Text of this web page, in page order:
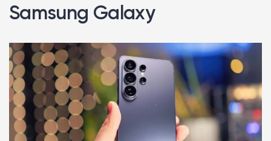
Samsung Galaxy